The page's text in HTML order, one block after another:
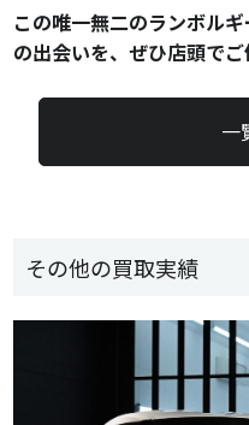
その他の買取実績
この唯一無二のランボル
の出会いを、ぜひ店頭でご
一